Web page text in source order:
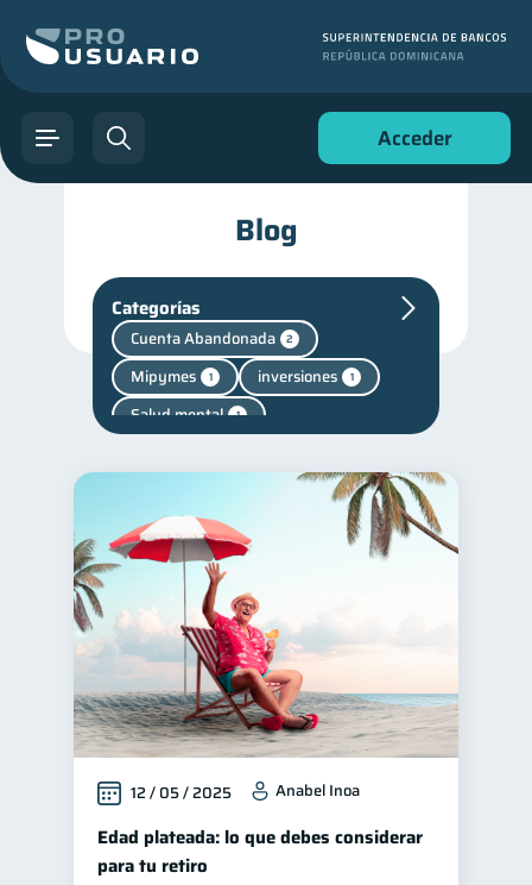
Acceder
Blog
Categorías
Cuenta Abandonada 2
Mipymes 1 inversiones 1
Salud mental 1
Educación financiera
Finanzas para jóvenes
Control de deudas
Finanzas familiares 25
Inclusión financiera 22
Bienestar financiero 22
Finanzas para mujeres 20
Seguridad financiera 13
Salud financiera 12
Productos financieros
12 / 05 / 2025 Anabel Inoa
Edad plateada: lo que debes considerar
para tu retiro